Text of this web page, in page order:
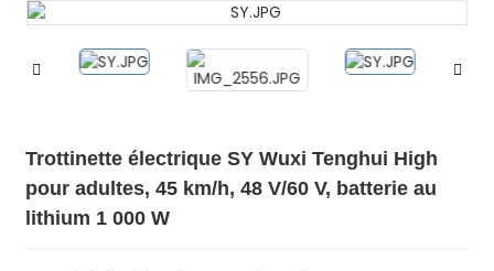
Trottinette électrique SY Wuxi Tenghui High
pour adultes, 45 km/h, 48 V/60 V, batterie au
lithium 1 000 W